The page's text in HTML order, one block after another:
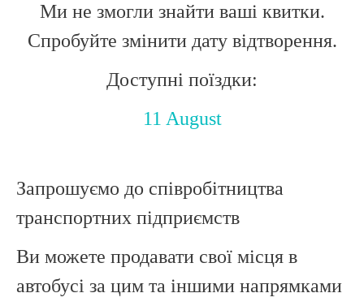
Ми не змогли знайти ваші квитки.
Спробуйте змінити дату відтворення.
Доступні поїздки:
11 August
Запрошуємо до співробітництва
транспортних підприємств
Ви можете продавати свої місця в
автобусі за цим та іншими напрямками